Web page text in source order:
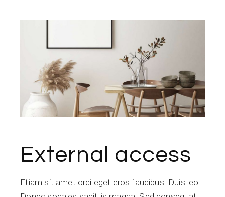
External access
Etiam sit amet orci eget eros faucibus. Duis leo.